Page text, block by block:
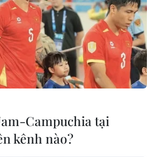
MỤC
xây dựng
doanh thu
học sinh
bước
Campuchia tại
kênh nào?